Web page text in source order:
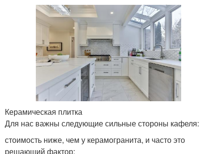
Керамическая плитка
Для нас важны следующие сильные стороны кафеля:
стоимость ниже, чем у керамогранита, и часто это
решающий фактор;